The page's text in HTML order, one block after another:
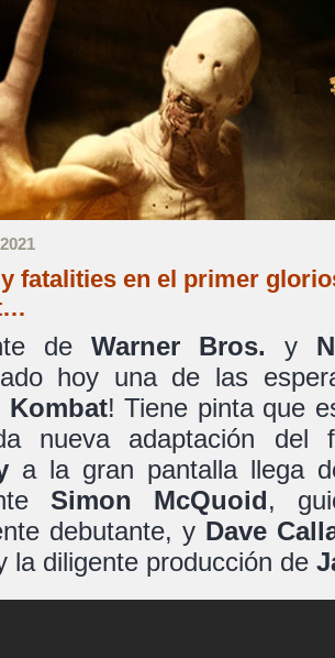
fatalities en el primer
de Warner Bros. y
hoy una de las
Kombat! Tiene pinta que
nueva adaptación del
a la gran pantalla llega
Simon McQuoid,
debutante, y Dave
la diligente producción de